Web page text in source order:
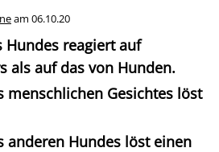
am 06.10.20
Hundes reagiert auf
als auf das von Hunden.
menschlichen Gesichtes löst
anderen Hundes löst einen